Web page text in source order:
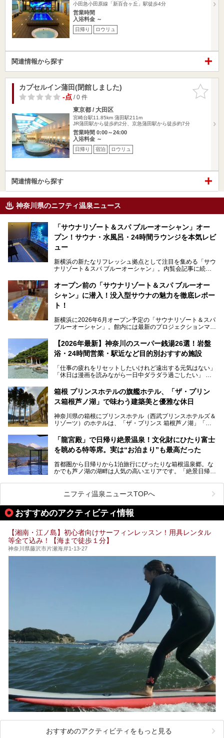
小田急小田原線「新百合ヶ丘」駅徒歩4分
営業時間
入浴料金 ～
日帰り ロウリュ
関連情報から探す
お気に入
りに追加
カプセルイン蒲田(閉館しました)
-点/ 0 件
東京都 / 大田区
宮崎台駅11.85km 蒲田駅211m
JR蒲田駅から徒歩約2分、京急蒲田駅から徒歩約7分
営業時間 0:00～24:00
入浴料金 ～
日帰り 宿泊 ロウリュ
関連情報から探す
神奈川県のニフティ温泉ニュース
「サウナリゾート＆スパ ブルーオーシャン」オー
プン！サウナ・水風呂・24時間ラウンジを本気レビ
ュー
新横浜の新たなリフレッシュ拠点として注目を集める「サウ
ナリゾート＆スパ ブルーオーシャン」。内覧会記事に続
す。サウナや水風呂の気持ちよさはもちろん、リラックスス
ペースの過ごしやすさまで徹底チェック。新横浜エリアで日
常の疲れをリセットしたい人、ライブやスポーツ観戦遠征組
は必見です。
オープン前の「サウナリゾート＆スパ ブルーオー
シャン」に潜入！没入型サウナの魅力を徹底レポー
ト！
新横浜に2026年6月オープン予定の「サウナリゾート＆スパ
ブルーオーシャン」。館内には最新のプロジェクションマッ
的な“没入感（イマーシブ）”を体験できます。
今回は、そんな大注目の施設に一足先にお邪魔し、その全貌
を見学させていただきました！
サウナ室の中に咲き誇る桜、魚たちが泳ぐ水風呂、そしてバ
リのビーチを思わせる休憩スペース…。驚きの連続だった館
内の様子をレポートします！
【2026年最新】神奈川のスーパー銭湯26選！岩盤
浴・24時間営業・駅近など目的別おすすめ施設
「仕事の疲れをリセットしたいけれど遠出する元気はない」
「休日は漫画を読みながら一日中ダラダラ過ごしたい」
たい」
そんな「癒やされたい」という願いを叶えてくれるのが、神
神奈川県には、サウナや岩盤浴、一日中遊べるエンタメ施設
など、“非日常”を味わえるスーパー銭湯が数多く揃っていま
う」という人も多いはず。
そこで今回は、神奈川県内の人気施設26選を「安さ」「岩
業」「駅近」など、目的別に厳選して紹介します。
今の気分にぴったりの施設を見つけて、最高のリフレッシュ
箱根 プリンスホテルの旗艦ホテル、「ザ・プリン
ス箱根芦ノ湖」で味わう建築美と優雅な休日
神奈川県の箱根にプリンスホテル（西武プリンスホテルズ＆
リゾーツ）のホテルは、「ザ・プリンス 箱根芦ノ湖」「芦
「箱根仙石原プリンスホテル」と4軒あり、今回ご紹介する
「ザ・プリンス 箱根芦ノ湖」は、その中でもフラッグシッ
プ（旗艦）に位置づけられる特別なホテルです。
昭和の日本を代表する建築家の一人、村野藤吾が芦ノ湖の畔
に建てた桃源郷のようなホテルがここ。自家源泉の温泉や、
提供元：株式会社西武・プリンスホテルズワールドワイド
【PR】
この記事はザ・プリンス 箱根芦ノ湖のPR記事です。
「龍宮殿」で日帰り絶景温泉！文化財にひたり富士
を眺める特等席。実は“お泊まり”も最高だった
首都圏から日帰りから1泊旅行にぴったりな箱根温泉郷。な
かでも芦ノ湖の湖畔は人気の高いエリアです。「絶景日帰り
が楽しめるまさに眺望自慢の日帰り温泉。
そしてここは全24室の「箱根 芦ノ湖畔蛸川温泉 龍宮殿」と
して宿泊もできます。宿泊者は「龍宮殿本館」の営業時間に
加えて、朝6時からの宿泊者専用時間帯にも「龍宮殿本館」
のお風呂が利用できます。
今回は日帰り温泉としての「絶景日帰り温泉 龍宮殿本館
（以下、龍宮殿本館）」と、旅館としての「箱根 芦ノ湖畔
蛸川温泉 龍宮殿（以下、龍宮殿）」の両方の魅力をたっぷ
りお伝えします！
ここは箱根神社、九頭龍神社、白龍神社、箱根元宮と箱根の
4つの神社に囲まれたパワースポットです。
提供元：株式会社西武・プリンスホテルズワールドワイド
この記事は箱根 芦ノ湖畔蛸川温泉 龍宮殿のPR記事です。
ニフティ温泉ニュースTOPへ
おすすめのアクティビティ情報
【湘南・江ノ島】初心者向けサーフィンレッスン！用具レンタル
等全て込み！【海まで徒歩１分】
神奈川県藤沢市片瀬海岸1-13-27
おすすめのアクティビティをもっと見る